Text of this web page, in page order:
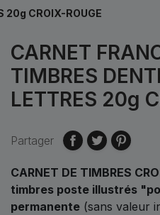
20g CROIX-ROUGE
CARNET
TIMBRES
LETTRES 20g
Partager
CARNET DE TIMBRES
timbres poste illustrés
permanente (sans valeur